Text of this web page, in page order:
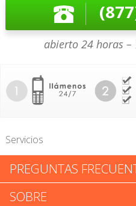
abierto 24 horas
Servicios
Marvin J Nathanson
PREGUNTAS
SOBRE